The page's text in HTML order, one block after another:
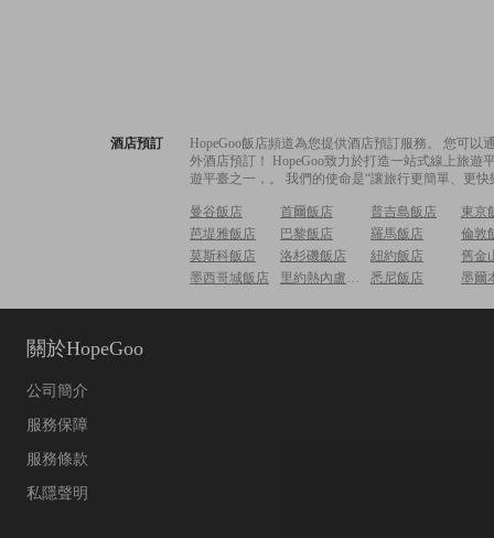
酒店預訂
HopeGoo飯店頻道為您提供酒店預訂服務。 您可
外酒店預訂！ HopeGoo致力於打造一站式線上旅
遊平臺之一，。 我們的使命是“讓旅行更簡單、更
曼谷飯店 首爾飯店 普吉島飯店
東京
芭堤雅飯店
巴黎飯店 羅馬飯店
倫敦
莫斯科飯店
洛杉磯飯店 紐約飯店
舊金
墨西哥城飯店
里約熱內盧飯店 悉尼飯店 墨爾
關於HopeGoo
公司簡介
服務保障
服務條款
私隱聲明